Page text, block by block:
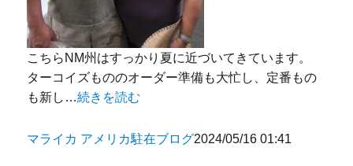
こちらNM州はすっかり夏に近づいてきています。
ターコイズもののオーダー準備も大忙し、定番もの
も新し…続きを読む
マライカ アメリカ駐在ブログ2024/05/16 01:41